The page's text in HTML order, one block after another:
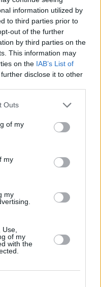
information utilized by
to third parties prior to
out of the further
by third parties on the
This information may
on the IAB’s List of
disclose it to other
Outs
of my
my
my
of my
with the
ολοκλήρωση των
την τεθείσα
υπογραφεί 798
27,5 δισ. ευρώ,
8,8 δισ.